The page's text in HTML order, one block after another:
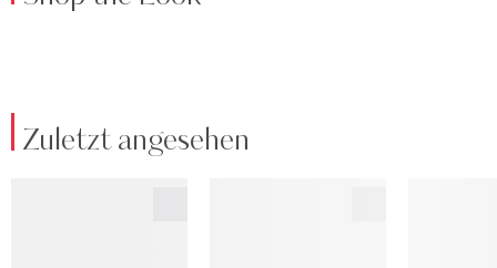
Zuletzt angesehen